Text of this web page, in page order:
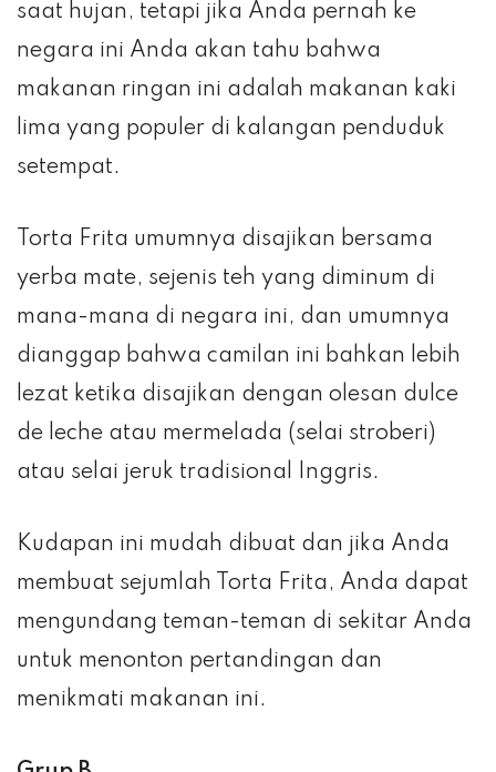
saat hujan, tetapi jika Anda pernah ke
negara ini Anda akan tahu bahwa
makanan ringan ini adalah makanan kaki
lima yang populer di kalangan penduduk
setempat.
Torta Frita umumnya disajikan bersama
yerba mate, sejenis teh yang diminum di
mana-mana di negara ini, dan umumnya
dianggap bahwa camilan ini bahkan lebih
lezat ketika disajikan dengan olesan dulce
de leche atau mermelada (selai stroberi)
atau selai jeruk tradisional Inggris.
Kudapan ini mudah dibuat dan jika Anda
membuat sejumlah Torta Frita, Anda dapat
mengundang teman-teman di sekitar Anda
untuk menonton pertandingan dan
menikmati makanan ini.